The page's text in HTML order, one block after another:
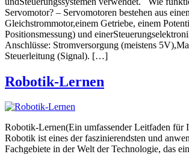
Servomotor? – Servomotoren bestehen aus
Gleichstrommotor,einem Getriebe, einem
Positionsmessung) und
Anschlüsse: Stromversorgung (meistens
Steuerleitung (Signal). […]
Robotik-Lernen
Robotik-Lernen(Ein umfassender Leitfaden für
Robotik ist eines der faszinierendsten und
Fachgebiete in der Welt der Technologie, das